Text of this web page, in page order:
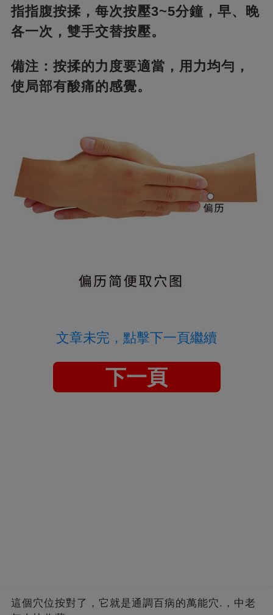
指指腹按揉，每次按壓3~5分鐘，早、晚
各一次，雙手交替按壓。
備注：按揉的力度要適當，用力均勻，
使局部有酸痛的感覺。
文章未完，點擊下一頁繼續
下一頁
這個穴位按對了，它就是通調百病的萬能穴.，中老